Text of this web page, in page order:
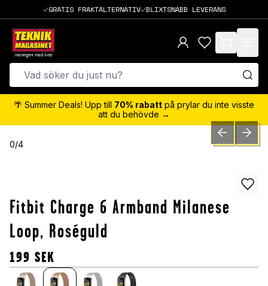
GRATIS FRAKTALTERNATIV BLIXTSNABB LEVERANS
items in cart,
🌴 Summer Deals! Upp till 70% rabatt på prylar du inte visste
att du behövde →
0/4 PREVIOUSNEXT
Fitbit Charge 6 Armband Milanese
Loop, Roséguld
199 SEK